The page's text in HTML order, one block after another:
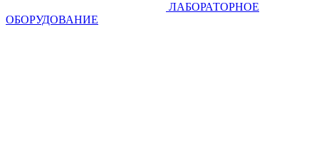
ЛАБОРАТОРНОЕ
ОБОРУДОВАНИЕ